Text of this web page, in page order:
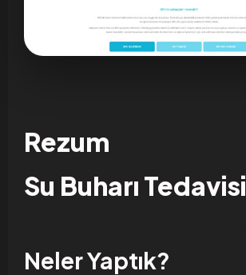
Rezum
Su Buharı Tedavisi
Neler Yaptık?